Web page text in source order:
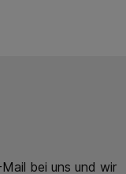
bei uns und wir